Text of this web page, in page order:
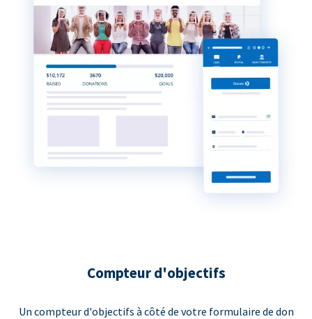
Compteur d'objectifs
Un compteur d'objectifs à côté de votre formulaire de don